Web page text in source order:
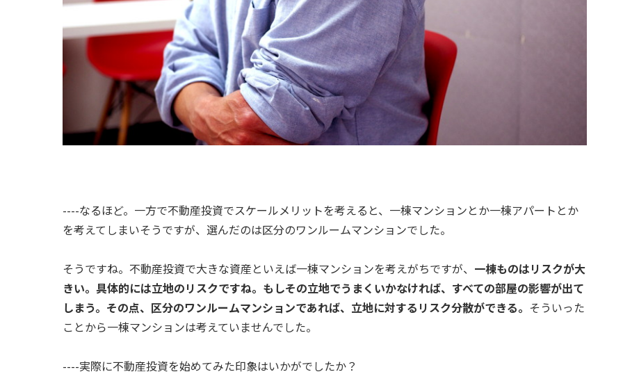
----なるほど。一方で不動産投資でスケールメリットを考えると、一棟マンションとか一棟アパートとか
を考えてしまいそうですが、選んだのは区分のワンルームマンションでした。
そうですね。不動産投資で大きな資産といえば一棟マンションを考えがちですが、 一棟ものはリスクが大
きい。具体的には立地のリスクですね。もしその立地でうまくいかなければ、すべての部屋の影響が出て
しまう。その点、区分のワンルームマンションであれば、立地に対するリスク分散ができる。 そういった
ことから一棟マンションは考えていませんでした。
----実際に不動産投資を始めてみた印象はいかがでしたか？